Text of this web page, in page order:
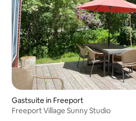
Gastsuite in Freeport
Freeport Village Sunny Studio